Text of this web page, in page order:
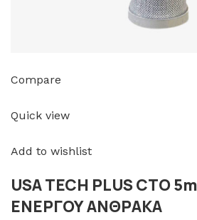
Compare
Quick view
Add to wishlist
USA TECH PLUS CTO
ΕΝΕΡΓΟΥ ΑΝΘΡΑΚΑ